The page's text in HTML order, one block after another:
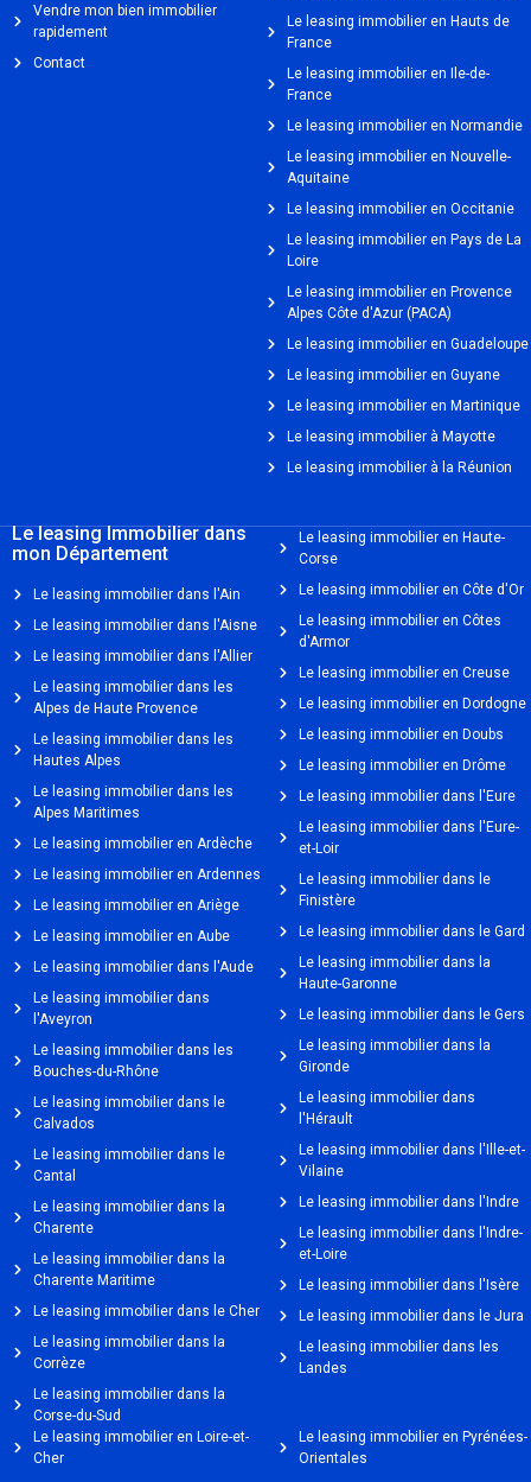
Vendre mon bien immobilier
rapidement
Contact
Le leasing immobilier en Hauts de
France
Le leasing immobilier en Ile-de-
France
Le leasing immobilier en Normandie
Le leasing immobilier en Nouvelle-
Aquitaine
Le leasing immobilier en Occitanie
Le leasing immobilier en Pays de La
Loire
Le leasing immobilier en Provence
Alpes Côte d'Azur (PACA)
Le leasing immobilier en Guadeloupe
Le leasing immobilier en Guyane
Le leasing immobilier en Martinique
Le leasing immobilier à Mayotte
Le leasing immobilier à la Réunion
Le leasing Immobilier dans
mon Département
Le leasing immobilier dans l'Ain
Le leasing immobilier dans l'Aisne
Le leasing immobilier dans l'Allier
Le leasing immobilier dans les
Alpes de Haute Provence
Le leasing immobilier dans les
Hautes Alpes
Le leasing immobilier dans les
Alpes Maritimes
Le leasing immobilier en Ardèche
Le leasing immobilier en Ardennes
Le leasing immobilier en Ariège
Le leasing immobilier en Aube
Le leasing immobilier dans l'Aude
Le leasing immobilier dans
l'Aveyron
Le leasing immobilier dans les
Bouches-du-Rhône
Le leasing immobilier dans le
Calvados
Le leasing immobilier dans le
Cantal
Le leasing immobilier dans la
Charente
Le leasing immobilier dans la
Charente Maritime
Le leasing immobilier dans le Cher
Le leasing immobilier dans la
Corrèze
Le leasing immobilier dans la
Corse-du-Sud
Le leasing immobilier en Haute-
Corse
Le leasing immobilier en Côte d'Or
Le leasing immobilier en Côtes
d'Armor
Le leasing immobilier en Creuse
Le leasing immobilier en Dordogne
Le leasing immobilier en Doubs
Le leasing immobilier en Drôme
Le leasing immobilier dans l'Eure
Le leasing immobilier dans l'Eure-
et-Loir
Le leasing immobilier dans le
Finistère
Le leasing immobilier dans le Gard
Le leasing immobilier dans la
Haute-Garonne
Le leasing immobilier dans le Gers
Le leasing immobilier dans la
Gironde
Le leasing immobilier dans
l'Hérault
Le leasing immobilier dans l'Ille-et-
Vilaine
Le leasing immobilier dans l'Indre
Le leasing immobilier dans l'Indre-
et-Loire
Le leasing immobilier dans l'Isère
Le leasing immobilier dans le Jura
Le leasing immobilier dans les
Landes
Le leasing immobilier en Loire-et-
Cher
Le leasing immobilier en Pyrénées-
Orientales